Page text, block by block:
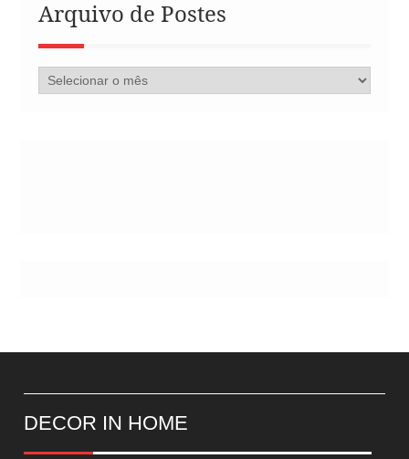
Arquivo de Postes
Arquivo
de
DECOR IN HOME